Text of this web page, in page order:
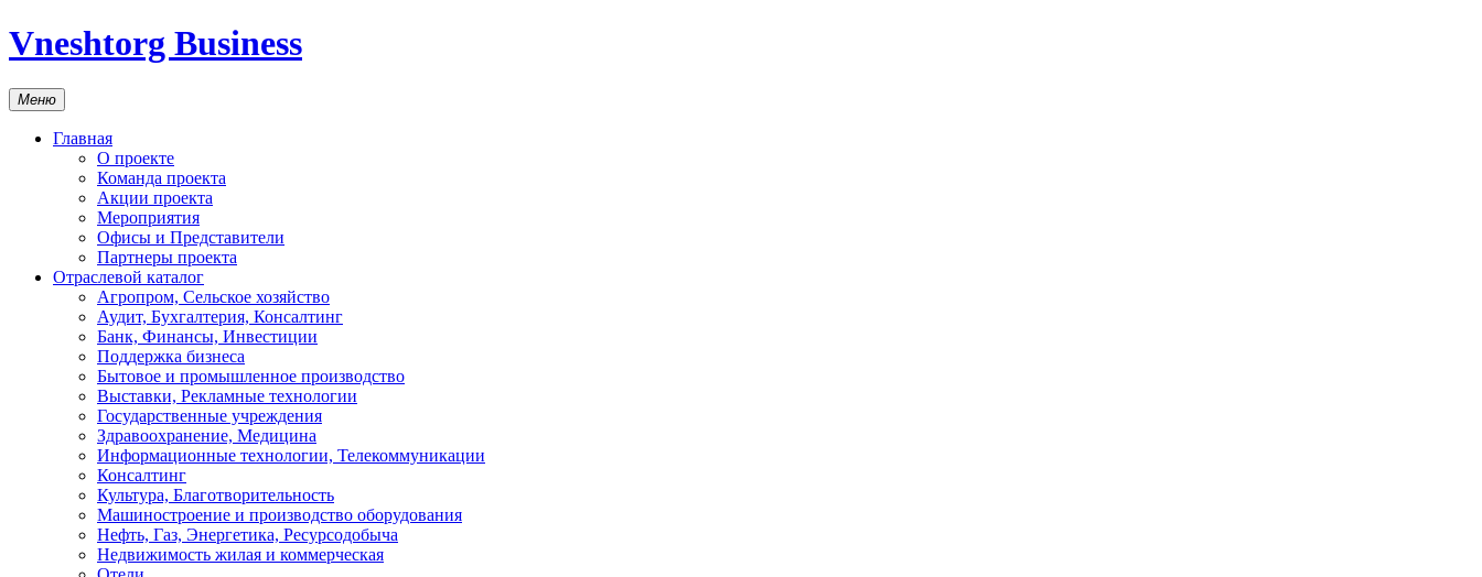
Vneshtorg Business
Меню
Главная
О проекте
Команда проекта
Акции проекта
Мероприятия
Офисы и Представители
Партнеры проекта
Отраслевой каталог
Агропром, Сельское хозяйство
Аудит, Бухгалтерия, Консалтинг
Банк, Финансы, Инвестиции
Поддержка бизнеса
Бытовое и промышленное производство
Выставки, Рекламные технологии
Государственные учреждения
Здравоохранение, Медицина
Информационные технологии, Телекоммуникации
Консалтинг
Культура, Благотворительность
Машиностроение и производство оборудования
Нефть, Газ, Энергетика, Ресурсодобыча
Недвижимость жилая и коммерческая